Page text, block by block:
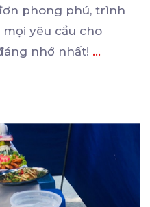
phong phú, trình
yêu cầu cho
nhớ nhất! ...